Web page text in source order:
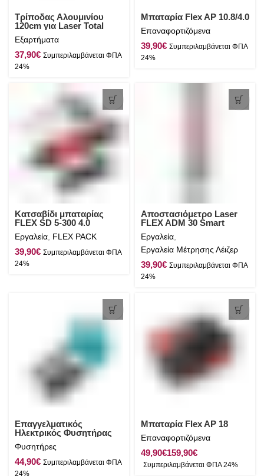
Τρίποδας Αλουμινίου
120cm για Laser Total
Εξαρτήματα
€
Μπαταρία Flex AP 10.8/4.0
Επαναφορτιζόμενα
€
Κατσαβίδι μπαταρίας
FLEX SD 5-300 4.0
Εργαλεία, FLEX PACK
€
Αποστασιόμετρο Laser
FLEX ADM 30 Smart
Εργαλεία,
Εργαλεία Μέτρησης Λέιζερ
€
Επαγγελματικός
Ηλεκτρικός Φυσητήρας
650W Total
Φυσητήρες
€
Μπαταρία Flex AP 18
Επαναφορτιζόμενα
€ €